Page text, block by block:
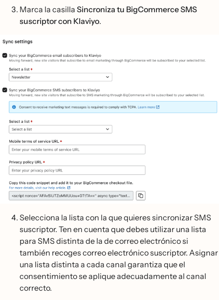
Marca la casilla Sincroniza tu BigCommerce SMS
suscriptor con Klaviyo.
Selecciona la lista con la que quieres sincronizar SMS
suscriptor. Ten en cuenta que debes utilizar una lista
para SMS distinta de la de correo electrónico si
también recoges correo electrónico suscriptor. Asignar
una lista distinta a cada canal garantiza que el
consentimiento se aplique adecuadamente al canal
correcto.